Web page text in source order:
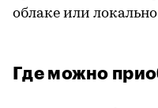
облаке или
Где можно